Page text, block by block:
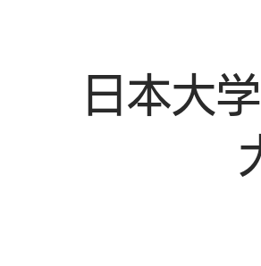
日本大